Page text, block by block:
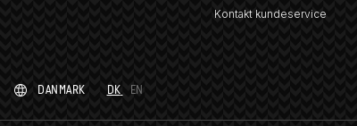
Kontakt kundeservice
DANMARK DK EN